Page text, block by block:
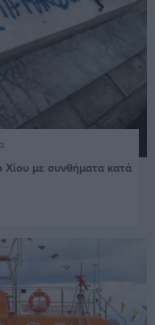
με συνθήματα κατά